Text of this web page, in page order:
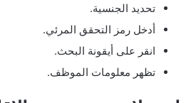
تحديد الجنسية.
أدخل رمز التحقق المرئي.
انقر على أيقونة البحث.
تظهر معلومات الموظف.